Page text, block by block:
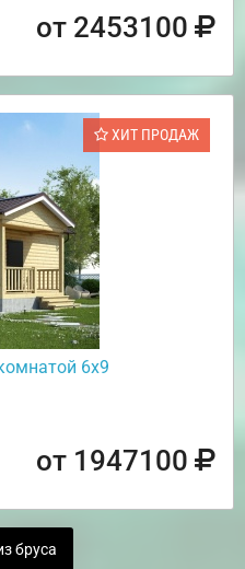
от 2453100
ХИТ ПРОДАЖ
6х9
от 1947100
бруса